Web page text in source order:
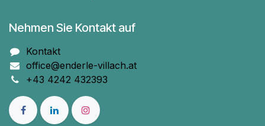
Nehmen Sie Kontakt auf
Kontakt
office@enderle-villach.at
+43 4242 432393